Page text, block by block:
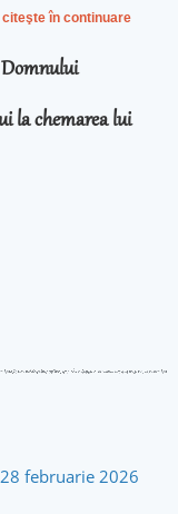
citeşte în continuare
la chemarea lui
februarie 2026